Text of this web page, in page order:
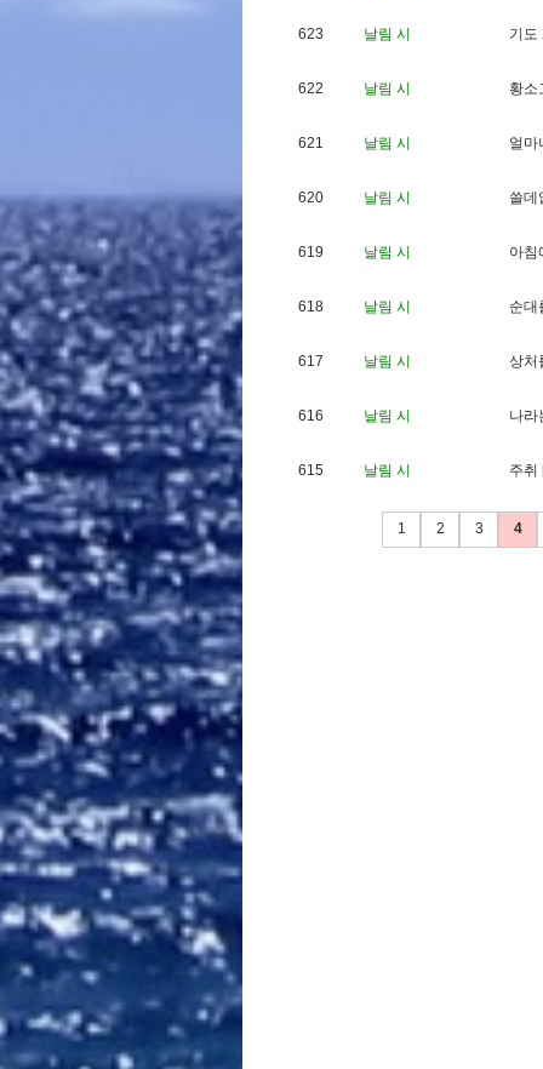
623 날림 시 기 도
622 날림 시 황소
621 날림 시 얼 마
620 날림 시 쓸데
619 날림 시 아침
618 날림 시 순대
617 날림 시 상처
616 날림 시 나라
615 날림 시 주취
1 2 3 4